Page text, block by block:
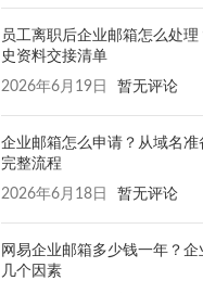
员工离职后企业邮箱怎么处
史资料交接清单
2026年6月19日 暂无评论
企业邮箱怎么申请？从域名准
完整流程
2026年6月18日 暂无评论
网易企业邮箱多少钱一年？
几个因素